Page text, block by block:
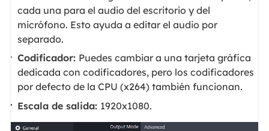
cada una para el audio del escritorio y del
micrófono. Esto ayuda a editar el audio por
separado.
Codificador: Puedes cambiar a una tarjeta gráfica
dedicada con codificadores, pero los codificadores
por defecto de la CPU (x264) también funcionan.
Escala de salida: 1920x1080.